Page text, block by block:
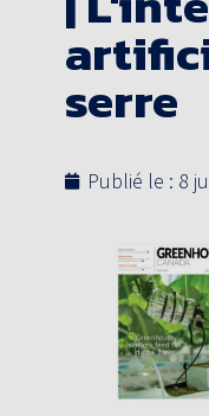
serre
Publié le : 8